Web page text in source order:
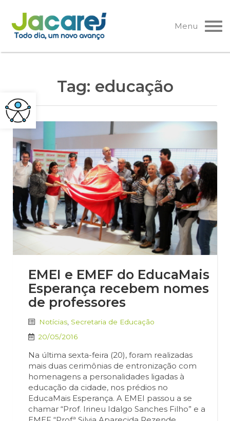
Pular
para
o
Menu
Tag: educação
EMEI e EMEF do EducaMais
Esperança recebem nomes
de professores
Notícias Secretaria de Educação
20/05/2016
Na última sexta-feira (20), foram realizadas
mais duas cerimônias de entronização com
homenagens a personalidades ligadas à
educação da cidade, nos prédios no
EducaMais Esperança. A EMEI passou a se
chamar “Prof. Irineu Idalgo Sanches Filho” e a